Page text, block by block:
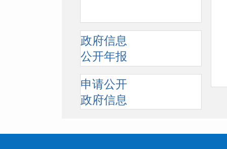
政府信息
公开年报
申请公开
政府信息